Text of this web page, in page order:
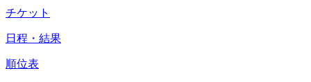
チケット
日程・結果
順位表